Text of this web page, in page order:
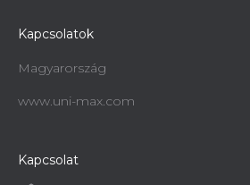
Kapcsolatok
Magyarország
www.uni-max.com
Kapcsolat